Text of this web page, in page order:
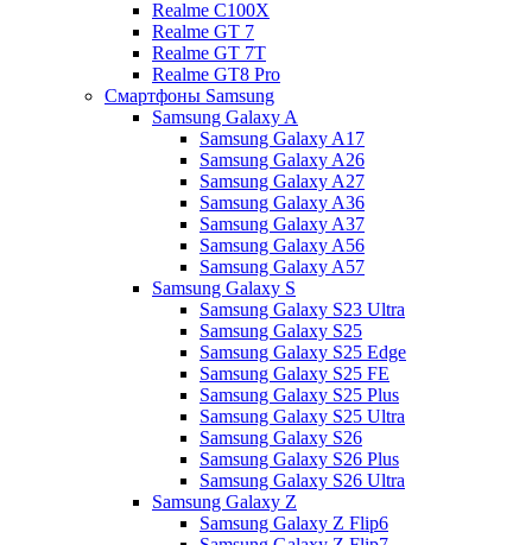
Realme C100X
Realme GT 7
Realme GT 7T
Realme GT8 Pro
Смартфоны Samsung
Samsung Galaxy A
Samsung Galaxy A17
Samsung Galaxy A26
Samsung Galaxy A27
Samsung Galaxy A36
Samsung Galaxy A37
Samsung Galaxy A56
Samsung Galaxy A57
Samsung Galaxy S
Samsung Galaxy S23 Ultra
Samsung Galaxy S25
Samsung Galaxy S25 Edge
Samsung Galaxy S25 FE
Samsung Galaxy S25 Plus
Samsung Galaxy S25 Ultra
Samsung Galaxy S26
Samsung Galaxy S26 Plus
Samsung Galaxy S26 Ultra
Samsung Galaxy Z
Samsung Galaxy Z Flip6